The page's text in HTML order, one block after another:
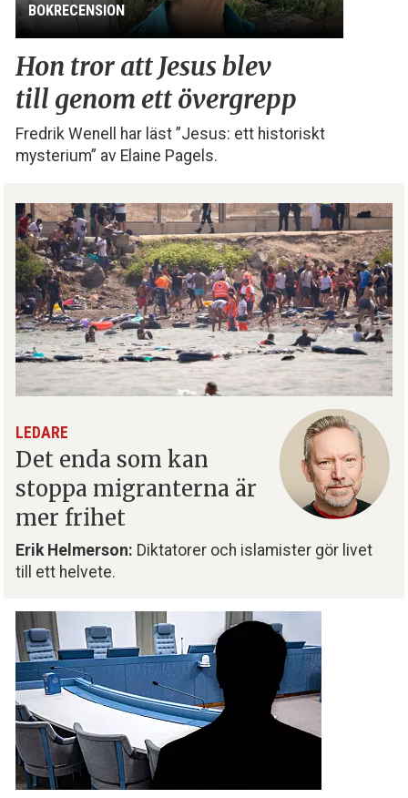
BOKRECENSION
Hon tror att Jesus blev
till genom ett övergrepp
Fredrik Wenell har läst ”Jesus: ett historiskt
mysterium” av Elaine Pagels.
LEDARE
Det enda som kan
stoppa migranterna är
mer frihet
Erik Helmerson: Diktatorer och islamister gör livet
till ett helvete.